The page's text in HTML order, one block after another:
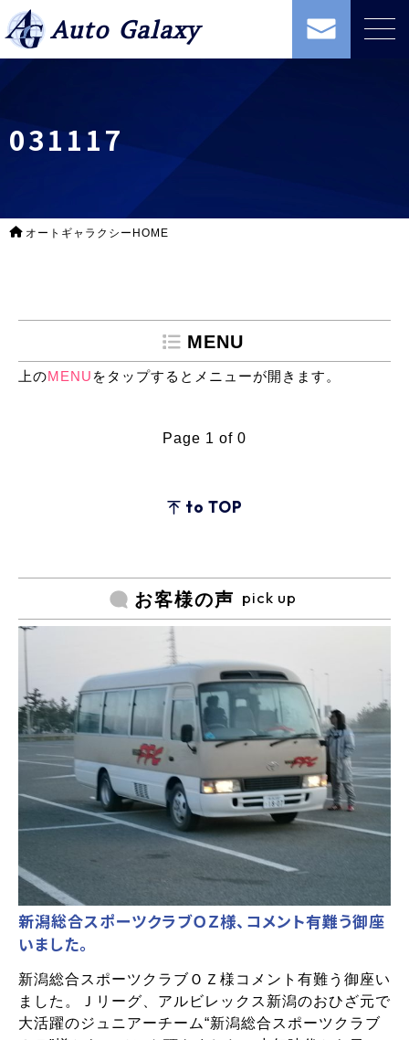
Auto Galaxy
031117
オートギャラクシーHOME
MENU
上のMENU をタップするとメニューが開きます。
Page 1 of 0
to TOP
お客様の声 pick up
新潟総合スポーツクラブＯＺ様、コメント有難う御座
いました。
新潟総合スポーツクラブＯＺ様コメント有難う御座い
ました。Ｊリーグ、アルビレックス新潟のおひざ元で
大活躍のジュニアーチーム“新潟総合スポーツクラブ